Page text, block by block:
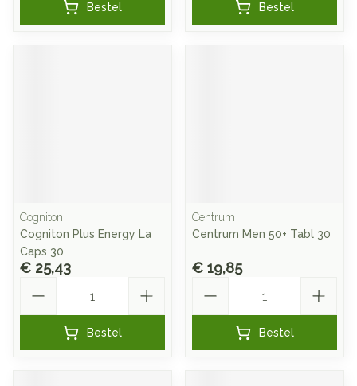
Bestel Bestel
Cogniton
Cogniton Plus Energy La
Caps 30
€ 25,43
Bestel
Centrum
Centrum Men 50+ Tabl 30
€ 19,85
Bestel